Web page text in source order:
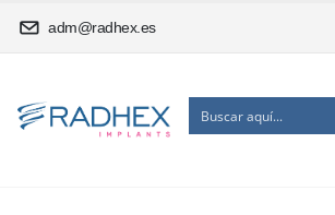
adm@radhex.es